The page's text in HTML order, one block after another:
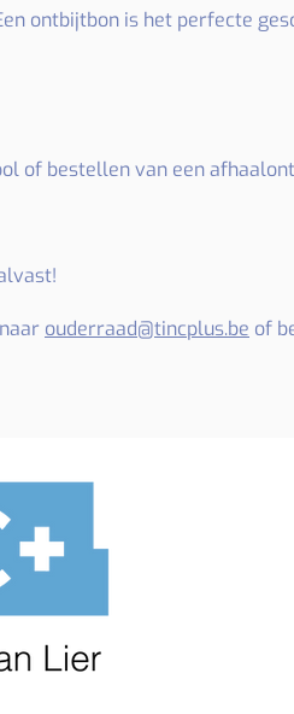
ontbijtbon is het perfecte
of bestellen van een
ouderraad@tincplus.be of